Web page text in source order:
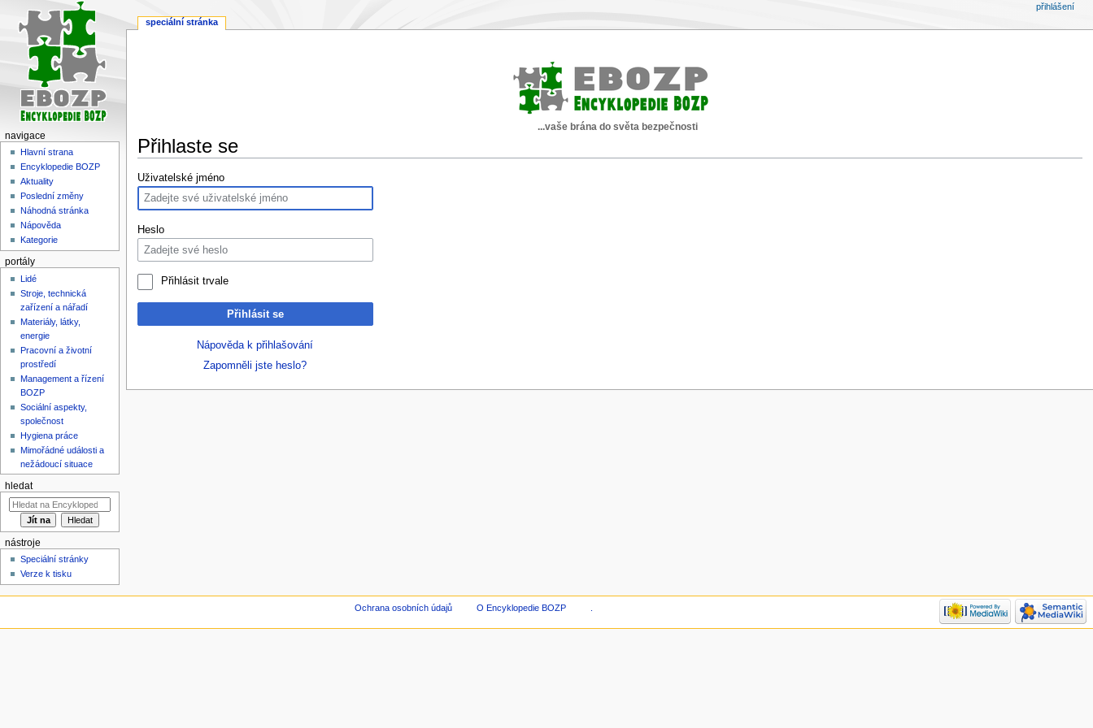
...vaše brána do světa bezpečnosti
Přihlaste se
Skočit
na
navigaci
Skočit
na
vyhledávání
Uživatelské jméno
Heslo
Přihlásit trvale
Přihlásit se
Nápověda k přihlašování
Zapomněli jste heslo?
speciální stránka
přihlášení
navigace
Hlavní strana
Encyklopedie BOZP
Aktuality
Poslední změny
Náhodná stránka
Nápověda
Kategorie
portály
Lidé
Stroje, technická
zařízení a nářadí
Materiály, látky,
energie
Pracovní a životní
prostředí
Management a řízení
BOZP
Sociální aspekty,
společnost
Hygiena práce
Mimořádné události a
nežádoucí situace
hledat
nástroje
Speciální stránky
Verze k tisku
Ochrana osobních údajů O Encyklopedie BOZP